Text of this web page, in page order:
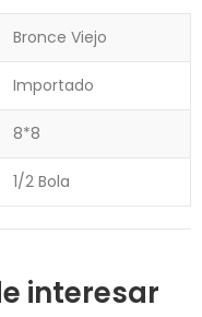
Bronce Viejo
Importado
8*8
1/2 Bola
interesar